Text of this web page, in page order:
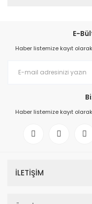
E-
Haber listemize kayıt
Haber listemize kayıt
İLETİŞİM